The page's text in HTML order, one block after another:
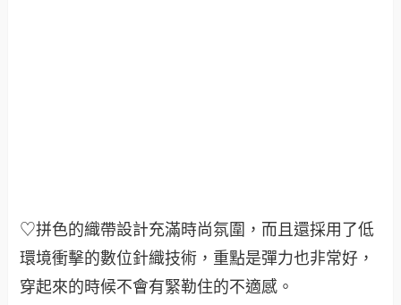
♡拼色的織帶設計充滿時尚氛圍，而且還採用了低
環境衝擊的數位針織技術，重點是彈力也非常好，
穿起來的時候不會有緊勒住的不適感 。